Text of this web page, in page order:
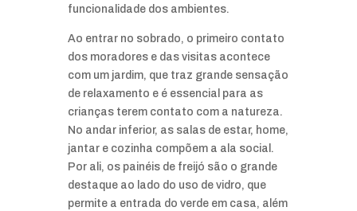
funcionalidade dos ambientes.
Ao entrar no sobrado, o primeiro contato
dos moradores e das visitas acontece
com um jardim, que traz grande sensação
de relaxamento e é essencial para as
crianças terem contato com a natureza.
No andar inferior, as salas de estar, home,
jantar e cozinha compõem a ala social.
Por ali, os painéis de freijó são o grande
destaque ao lado do uso de vidro, que
permite a entrada do verde em casa, além